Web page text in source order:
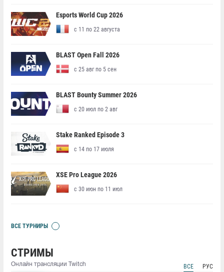
Esports World Cup 2026
с 11 по 22 августа
BLAST Open Fall 2026
с 25 авг по 5 сен
BLAST Bounty Summer 2026
с 20 июл по 2 авг
Stake Ranked Episode 3
с 14 по 17 июля
XSE Pro League 2026
с 30 июн по 11 июл
ВСЕ ТУРНИРЫ
СТРИМЫ
Онлайн трансляции Twitch ВСЕ РУС